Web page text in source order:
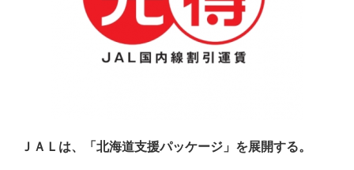
ＪＡＬは、「北海道支援パッケージ」を展開する。